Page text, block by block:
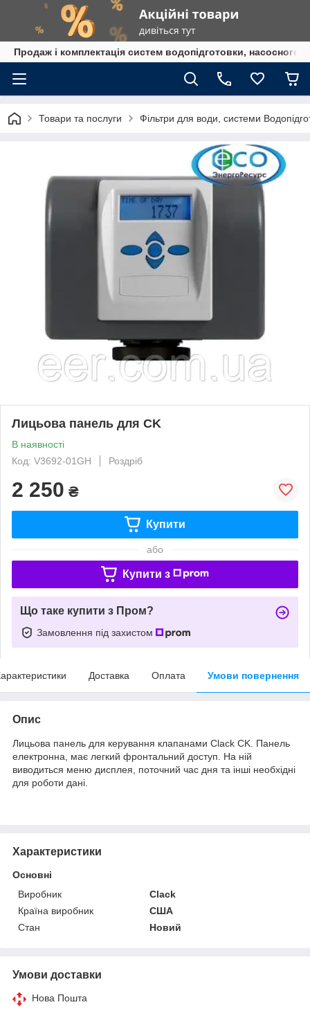
Продаж і комплектація систем водопідготовки, насосного
Товари та послуги Фільтри для води, системи
Лицьова панель для CK
В наявності
Код: V3692-01GH
Роздріб
2 250 ₴
Купити
або
Купити з
Що таке купити з Пром?
Замовлення під захистом
Доставка Оплата Умови повернення
Опис
Лицьова панель для керування клапанами Clack CK. Панель
електронна, має легкий фронтальний доступ. На ній
виводиться меню дисплея, поточний час дня та інші необхідні
для роботи дані.
Характеристики
Основні
Виробник
Clack
Країна виробник
США
Стан
Новий
Умови доставки
Нова Пошта